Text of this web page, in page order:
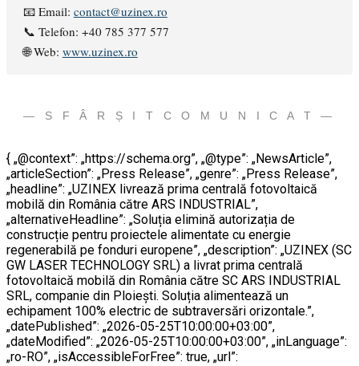
📧 Email: contact@uzinex.ro
📞 Telefon: +40 785 377 577
🌐 Web: www.uzinex.ro
— S F Â R Ș I T C O M U N I C A T —
{ „@context”: „https://schema.org”, „@type”: „NewsArticle”,
„articleSection”: „Press Release”, „genre”: „Press Release”,
„headline”: „UZINEX livrează prima centrală fotovoltaică
mobilă din România către ARS INDUSTRIAL”,
„alternativeHeadline”: „Soluția elimină autorizația de
construcție pentru proiectele alimentate cu energie
regenerabilă pe fonduri europene”, „description”: „UZINEX (SC
GW LASER TECHNOLOGY SRL) a livrat prima centrală
fotovoltaică mobilă din România către SC ARS INDUSTRIAL
SRL, companie din Ploiești. Soluția alimentează un
echipament 100% electric de subtraversări orizontale.”,
„datePublished”: „2026-05-25T10:00:00+03:00”,
„dateModified”: „2026-05-25T10:00:00+03:00”, „inLanguage”:
„ro-RO”, „isAccessibleForFree”: true, „url”: